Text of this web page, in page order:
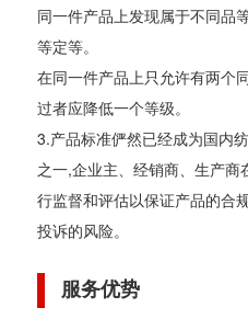
同一件产品上发现属于不同品
等定等。
在同一件产品上只允许有两个
过者应降低一个等级。
3.产品标准俨然已经成为国内
之一,企业主、经销商、生产
行监督和评估以保证产品的合
投诉的风险。
服务优势